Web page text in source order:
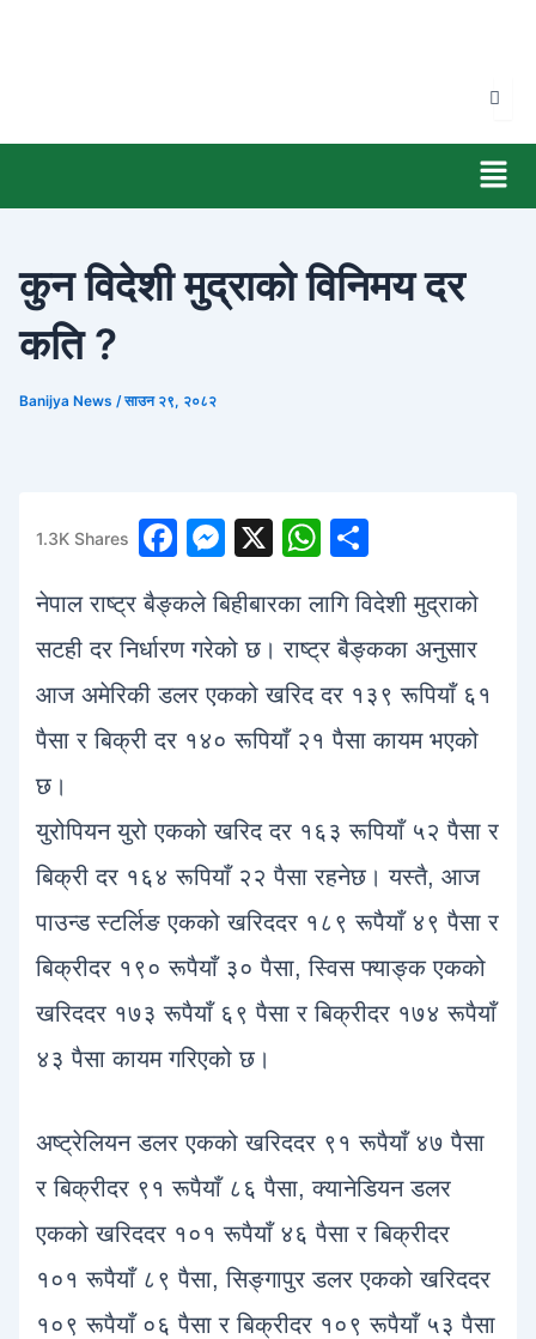
कुन विदेशी मुद्राको विनिमय दर
कति ?
Banijya News /साउन २९, २०८२
1.3K Shares
F
c
e
b
o
M
s
s
e
n
X
W
at
s
A
p
ar
e
नेपाल राष्ट्र बैङ्कले बिहीबारका लागि विदेशी मुद्राको
सटही दर निर्धारण गरेको छ। राष्ट्र बैङ्कका अनुसार
आज अमेरिकी डलर एकको खरिद दर १३९ रूपियाँ ६१
पैसा र बिक्री दर १४० रूपियाँ २१ पैसा कायम भएको
छ।
युरोपियन युरो एकको खरिद दर १६३ रूपियाँ ५२ पैसा र
बिक्री दर १६४ रूपियाँ २२ पैसा रहनेछ। यस्तै, आज
पाउन्ड स्टर्लिङ एकको खरिददर १८९ रूपैयाँ ४९ पैसा र
बिक्रीदर १९० रूपैयाँ ३० पैसा, स्विस फ्याङ्क एकको
खरिददर १७३ रूपैयाँ ६९ पैसा र बिक्रीदर १७४ रूपैयाँ
४३ पैसा कायम गरिएको छ।
अष्ट्रेलियन डलर एकको खरिददर ९१ रूपैयाँ ४७ पैसा
र बिक्रीदर ९१ रूपैयाँ ८६ पैसा, क्यानेडियन डलर
एकको खरिददर १०१ रूपैयाँ ४६ पैसा र बिक्रीदर
१०१ रूपैयाँ ८९ पैसा, सिङ्गापुर डलर एकको खरिददर
१०९ रूपैयाँ ०६ पैसा र बिक्रीदर १०९ रूपैयाँ ५३ पैसा